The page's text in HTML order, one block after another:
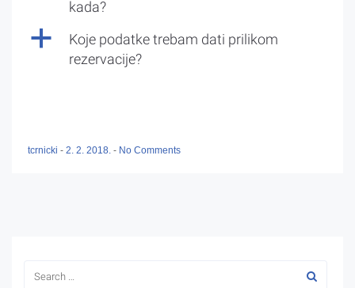
kada?
a
Koje podatke trebam dati prilikom
rezervacije?
tcrnicki - 2. 2. 2018. - No Comments